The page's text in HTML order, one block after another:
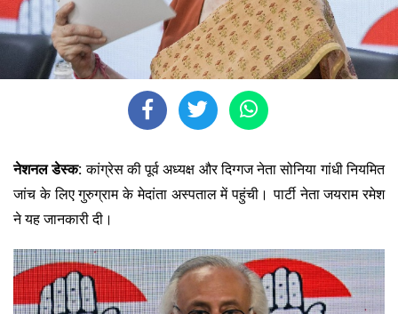
नेशनल डेस्क:कांग्रेस की पूर्व अध्यक्ष और दिग्गज नेता सोनिया गांधी नियमित
जांच के लिए गुरुग्राम के मेदांता अस्पताल में पहुंची। पार्टी नेता जयराम रमेश
ने यह जानकारी दी।